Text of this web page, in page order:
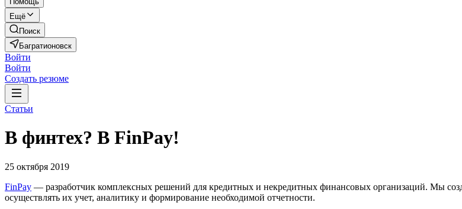
Ещё
Поиск
Багратионовск
Войти
Войти
Создать резюме
Статьи
В финтех? В FinPay!
25 октября 2019
FinPay — разработчик комплексных решений для кредитных и некредитных финансовых организаций. Мы
осуществлять их учет, аналитику и формирование необходимой отчетности.